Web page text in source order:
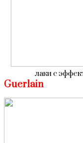
лаки с
Guerlain